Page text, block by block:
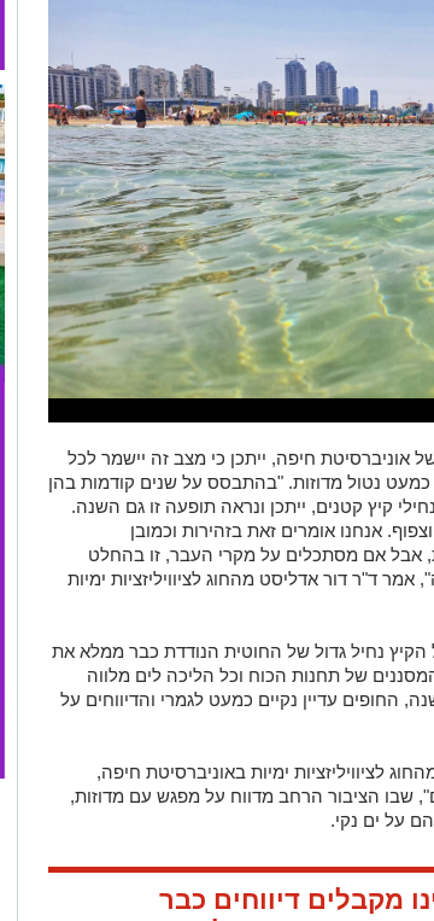
אוניברסיטת חיפה, ייתכן כי מצב זה יישמר לכל
כמעט נטול מדוזות. "בהתבסס על שנים קודמות בהן
נחילי קיץ קטנים, ייתכן ונראה תופעה זו גם השנה.
אנחנו אומרים זאת בזהירות וכמובן
אבל אם מסתכלים על מקרי העבר, זו בהחלט
ד"ר דור אדליסט מהחוג לציוויליזציות ימיות
נחיל גדול של החוטית הנודדת כבר ממלא את
של תחנות הכוח וכל הליכה לים מלווה
החופים עדיין נקיים כמעט לגמרי והדיווחים על
לציוויליזציות ימיות באוניברסיטת חיפה,
שבו הציבור הרחב מדווח על מפגש עם מדוזות,
על ים נקי.
מקבלים דיווחים כבר